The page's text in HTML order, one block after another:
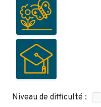
Niveau de difficulté :